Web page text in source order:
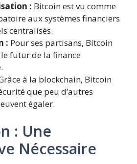
: Bitcoin est vu comme
aux systèmes financiers
centralisés.
: Pour ses partisans, Bitcoin
futur de la finance
à la blockchain, Bitcoin
que peu d’autres
égaler.
: Une
Nécessaire